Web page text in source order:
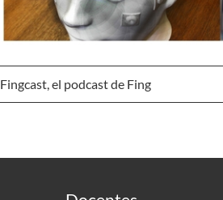
Fingcast, el podcast de Fing